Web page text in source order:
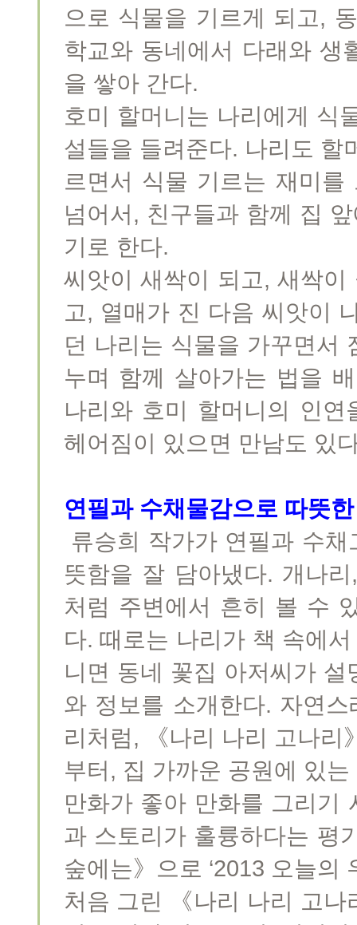
으로 식물을 기르게 되고,
학교와 동네에서 다래와 생
을 쌓아 간다.
호미 할머니는 나리에게 식
설들을 들려준다. 나리도 할
르면서 식물 기르는 재미
넘어서, 친구들과 함께 집
기로 한다.
씨앗이 새싹이 되고, 새싹
고, 열매가 진 다음 씨앗이
던 나리는 식물을 가꾸면서
누며 함께 살아가는 법을
나리와 호미 할머니의 인
헤어짐이 있으면 만남도 있
연필과 수채물감으로 따뜻
류승희 작가가 연필과 수
뜻함을 잘 담아냈다. 개나
처럼 주변에서 흔히 볼 수
다. 때로는 나리가 책 속에
니면 동네 꽃집 아저씨가
와 정보를 소개한다. 자연
리처럼, 《나리 나리 고나리
부터, 집 가까운 공원에 있
만화가 좋아 만화를 그리기
과 스토리가 훌륭하다는 평
숲에는》으로 ‘2013 오늘의
처음 그린 《나리 나리 고